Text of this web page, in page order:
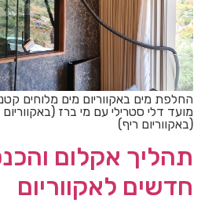
מועד דלי סטרילי עם מי ברז
(באקווריום ריף)
תהליך אקלום
חדשים לאקווריום